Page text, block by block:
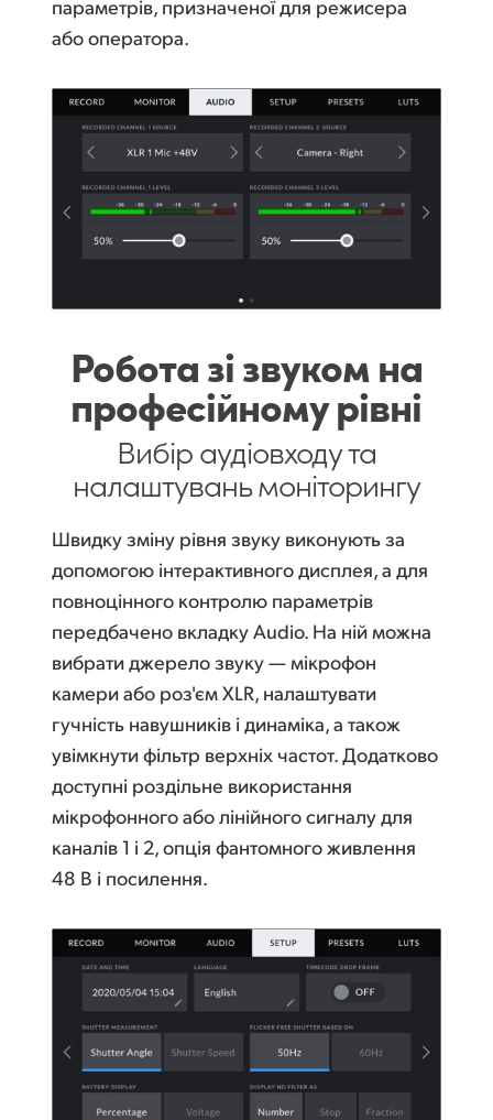
параметрів, призначеної для режисера
або оператора.
Робота зі звуком на
професійному рівні
Вибір аудіовходу та
налаштувань моніторингу
Швидку зміну рівня звуку виконують за
допомогою інтерактивного дисплея, а для
повноцінного контролю параметрів
передбачено вкладку Audio. На ній можна
вибрати джерело звуку — мікрофон
камери або роз'єм XLR, налаштувати
гучність навушників і динаміка, а також
увімкнути фільтр верхніх частот. Додатково
доступні роздільне використання
мікрофонного або лінійного сигналу для
каналів 1 і 2, опція фантомного живлення
48 В і посилення.